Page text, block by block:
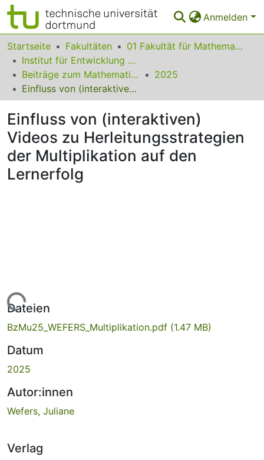
Anmelden
Bereiche & Sammlungen
Das gesamte Repositorium
Statistiken
FAQ
Leitlinien
Zurück zur Startseite
Startseite Fakultäten
01 Fakultät für Mathematik
Institut für Entwicklung und Erforschung des Mathematikunterrichts
Beiträge zum Mathematikunterricht
2025
Einfluss von (interaktiven) Videos zu Herleitungsstrategien der Multiplikation auf den Lernerfolg
Einfluss von (interaktiven)
Videos zu Herleitungsstrategien
der Multiplikation auf den
Lernerfolg
Lade...
Dateien
BzMu25_WEFERS_Multiplikation.pdf (1.47 MB)
Datum
2025
Autor:innen
Wefers, Juliane
Verlag